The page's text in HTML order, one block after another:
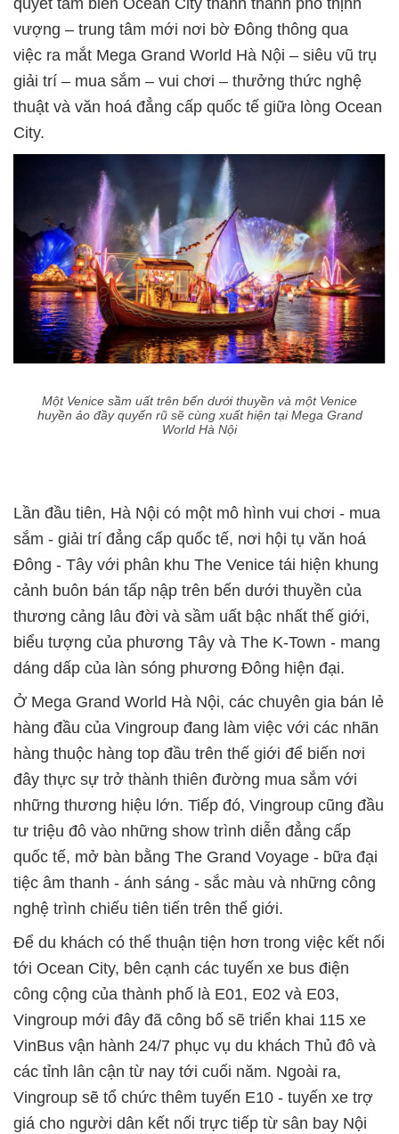
vượng – trung tâm mới nơi bờ Đông thông qua
việc ra mắt Mega Grand World Hà Nội – siêu vũ trụ
giải trí – mua sắm – vui chơi – thưởng thức nghệ
thuật và văn hoá đẳng cấp quốc tế giữa lòng Ocean
City.
Một Venice sầm uất trên bến dưới thuyền và một Venice
huyền ảo đầy quyến rũ sẽ cùng xuất hiện tại Mega Grand
World Hà Nội
Lần đầu tiên, Hà Nội có một mô hình vui chơi - mua
sắm - giải trí đẳng cấp quốc tế, nơi hội tụ văn hoá
Đông - Tây với phân khu The Venice tái hiện khung
cảnh buôn bán tấp nập trên bến dưới thuyền của
thương cảng lâu đời và sầm uất bậc nhất thế giới,
biểu tượng của phương Tây và The K-Town - mang
dáng dấp của làn sóng phương Đông hiện đại.
Ở Mega Grand World Hà Nội, các chuyên gia bán lẻ
hàng đầu của Vingroup đang làm việc với các nhãn
hàng thuộc hàng top đầu trên thế giới để biến nơi
đây thực sự trở thành thiên đường mua sắm với
những thương hiệu lớn. Tiếp đó, Vingroup cũng đầu
tư triệu đô vào những show trình diễn đẳng cấp
quốc tế, mở bàn bằng The Grand Voyage - bữa đại
tiệc âm thanh - ánh sáng - sắc màu và những công
nghệ trình chiếu tiên tiến trên thế giới.
Để du khách có thể thuận tiện hơn trong việc kết nối
tới Ocean City, bên cạnh các tuyến xe bus điện
công cộng của thành phố là E01, E02 và E03,
Vingroup mới đây đã công bố sẽ triển khai 115 xe
VinBus vận hành 24/7 phục vụ du khách Thủ đô và
các tỉnh lân cận từ nay tới cuối năm. Ngoài ra,
Vingroup sẽ tổ chức thêm tuyến E10 - tuyến xe trợ
giá cho người dân kết nối trực tiếp từ sân bay Nội